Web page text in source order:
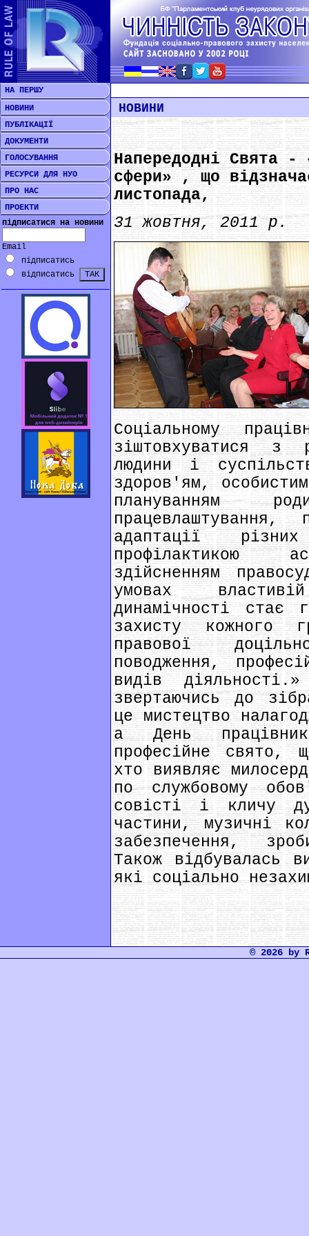
НА ПЕРШУ
НОВИНИ
ПУБЛІКАЦІЇ
ДОКУМЕНТИ
ГОЛОСУВАННЯ
РЕСУРСИ ДЛЯ НУО
ПРО НАС
ПРОЕКТИ
підписатися на новини
Email
підписатись
відписатись
НОВИНИ
Напередодні Свята -
сфери» , що
листопада,
31 жовтня, 2011 р.
Соціальному
зіштовхуватися з
людини і
здоров'ям,
плануванням
працевлаштування,
адаптації
профілактикою
здійсненням
умовах
динамічності стає
захисту кожного
правової
поводження,
видів
звертаючись до
це мистецтво
а День
професійне свято,
хто виявляє
по службовому
совісті і кличу
частини, музичні
забезпечення,
Також відбувалась
які соціально
© 2026 by